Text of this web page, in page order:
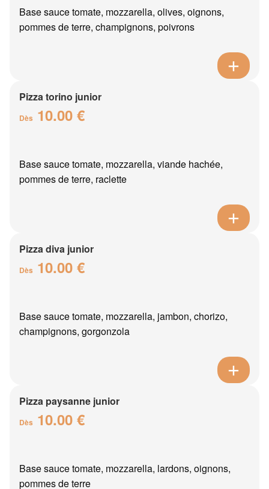
Base sauce tomate, mozzarella, olives, oignons,
pommes de terre, champignons, poivrons
Pizza torino junior
Dès 10.00 €
Base sauce tomate, mozzarella, viande hachée,
pommes de terre, raclette
Pizza diva junior
Dès 10.00 €
Base sauce tomate, mozzarella, jambon, chorizo,
champignons, gorgonzola
Pizza paysanne junior
Dès 10.00 €
Base sauce tomate, mozzarella, lardons, oignons,
pommes de terre